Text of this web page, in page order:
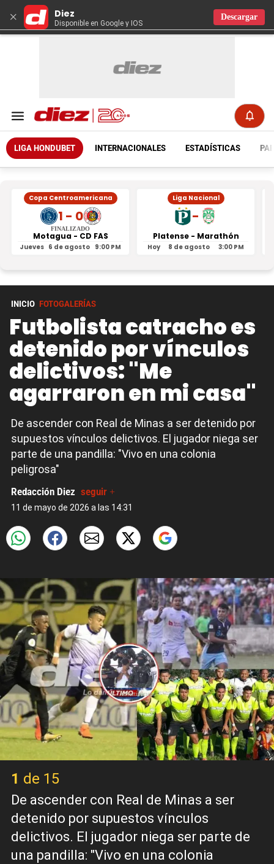
× Diez
Disponible en Google y IOS
Descargar
LIGA HONDUBET INTERNACIONALES ESTADÍSTICAS
Copa Centroamericana
1 - 0
FINALIZADO
Motagua - CD FAS
Jueves 6 de agosto 9:00 PM
Liga Nacional
-
Platense - Marathón
Hoy 8 de agosto 3:00 PM
INICIO FOTOGALERÍAS
Futbolista catracho es
detenido por vínculos
delictivos: "Me
agarraron en mi casa"
De ascender con Real de Minas a ser detenido por
supuestos vínculos delictivos. El jugador niega ser
parte de una pandilla: "Vivo en una colonia
peligrosa"
Redacción Diez seguir +
11 de mayo de 2026 a las 14:31
1 de 15
De ascender con Real de Minas a ser
detenido por supuestos vínculos
delictivos. El jugador niega ser parte de
una pandilla: "Vivo en una colonia
X